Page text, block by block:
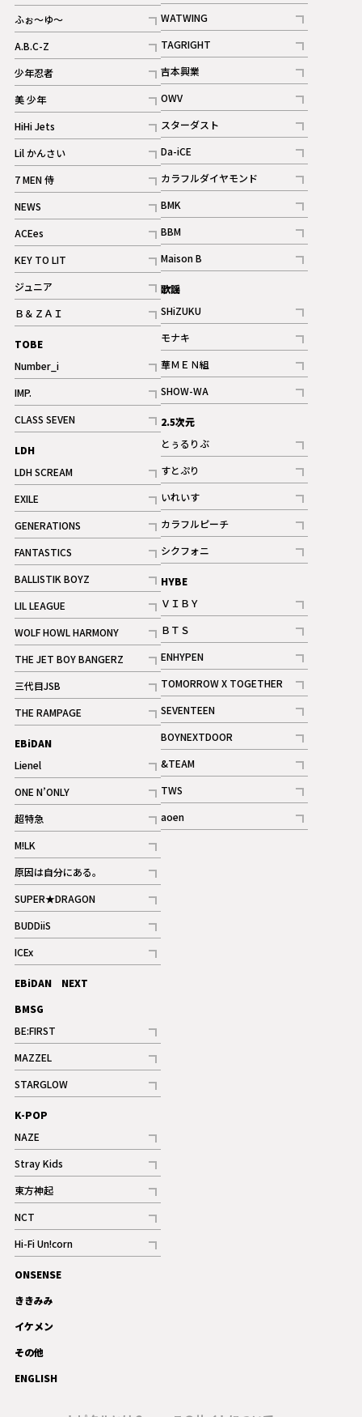
記事
ふぉ～ゆ～
記事
A.B.C-Z
記事
ギャラリー
少年忍者
記事
美 少年
記事
HiHi Jets
記事
Lil かんさい
記事
7 MEN 侍
記事
NEWS
記事
ACEes
記事
KEY TO LIT
記事
ジュニア
記事
Ｂ＆ＺＡＩ
記事
TOBE
Number_i
記事
IMP.
記事
CLASS SEVEN
記事
LDH
LDH SCREAM
記事
EXILE
記事
GENERATIONS
記事
FANTASTICS
記事
BALLISTIK BOYZ
記事
LIL LEAGUE
記事
WOLF HOWL HARMONY
記事
THE JET BOY BANGERZ
記事
三代目JSB
記事
THE RAMPAGE
記事
ギャラリー
EBiDAN
Lienel
記事
ONE N’ONLY
記事
超特急
記事
M!LK
記事
原因は自分にある。
記事
SUPER★DRAGON
記事
BUDDiiS
記事
ICEx
記事
EBiDAN NEXT
BMSG
BE:FIRST
記事
ギャラリー
MAZZEL
記事
ギャラリー
STARGLOW
記事
記事
WATWING
記事
TAGRIGHT
記事
吉本興業
記事
OWV
記事
ギャラリー
スターダスト
記事
Da-iCE
記事
カラフルダイヤモンド
記事
BMK
記事
BBM
記事
ギャラリー
Maison B
記事
歌謡
SHiZUKU
記事
モナキ
記事
華ＭＥＮ組
記事
SHOW-WA
記事
2.5次元
とぅるりぶ
記事
すとぷり
記事
ギャラリー
いれいす
記事
ギャラリー
カラフルピーチ
記事
シクフォニ
記事
HYBE
ＶＩＢＹ
記事
ＢＴＳ
記事
ENHYPEN
記事
TOMORROW X TOGETHER
記事
ギャラリー
SEVENTEEN
記事
BOYNEXTDOOR
記事
&TEAM
記事
TWS
記事
aoen
記事
K-POP
NAZE
記事
Stray Kids
記事
東方神起
記事
NCT
記事
Hi-Fi Un!corn
記事
ギャラリー
ONSENSE
ききみみ
イケメン
その他
ENGLISH